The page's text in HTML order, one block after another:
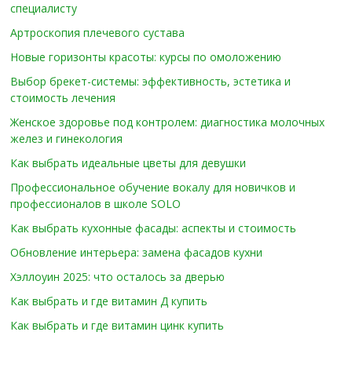
специалисту
Артроскопия плечевого сустава
Новые горизонты красоты: курсы по омоложению
Выбор брекет-системы: эффективность, эстетика и
стоимость лечения
Женское здоровье под контролем: диагностика молочных
желез и гинекология
Как выбрать идеальные цветы для девушки
Профессиональное обучение вокалу для новичков и
профессионалов в школе SOLO
Как выбрать кухонные фасады: аспекты и стоимость
Обновление интерьера: замена фасадов кухни
Хэллоуин 2025: что осталось за дверью
Как выбрать и где витамин Д купить
Как выбрать и где витамин цинк купить